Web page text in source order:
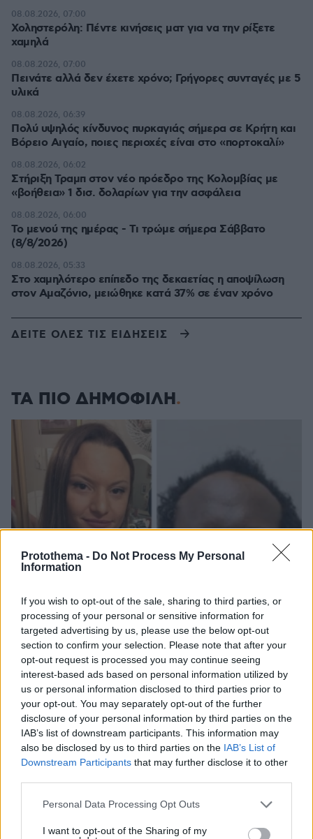
Protothema - Do Not Process My Personal
Information
If you wish to opt-out of the sale, sharing to third parties, or
processing of your personal or sensitive information for
targeted advertising by us, please use the below opt-out
section to confirm your selection. Please note that after your
opt-out request is processed you may continue seeing
interest-based ads based on personal information utilized by
us or personal information disclosed to third parties prior to
your opt-out. You may separately opt-out of the further
disclosure of your personal information by third parties on the
IAB’s list of downstream participants. This information may
also be disclosed by us to third parties on the IAB’s List of
Downstream Participants that may further disclose it to other
Please note that this website/app uses one or more Google
not limited to your visit or usage behaviour. You may click to
Personal Data Processing Opt Outs
I want to opt-out of the Sharing of my
Χοληστερόλη: Πέντε κινήσεις ματ για να την ρίξετε
χαμηλά
08.08.2026, 07:00
Πεινάτε αλλά δεν έχετε χρόνο; Γρήγορες συνταγές με 5
υλικά
08.08.2026, 07:00
Πολύ υψηλός κίνδυνος πυρκαγιάς σήμερα σε Κρήτη και
Βόρειο Αιγαίο, ποιες περιοχές είναι στο «πορτοκαλί»
08.08.2026, 06:39
Στήριξη Τραμπ στον νέο πρόεδρο της Κολομβίας με
«βοήθεια» 1 δισ. δολαρίων για την ασφάλεια
08.08.2026, 06:02
Το μενού της ημέρας - Τι τρώμε σήμερα Σάββατο
(8/8/2026)
08.08.2026, 06:00
Στο χαμηλότερο επίπεδο της δεκαετίας η αποψίλωση
στον Αμαζόνιο, μειώθηκε κατά 37% σε έναν χρόνο
08.08.2026, 05:33
ΔΕΙΤΕ ΟΛΕΣ ΤΙΣ ΕΙΔΗΣΕΙΣ
ΤΑ ΠΙΟ ΔΗΜΟΦΙΛΗ
Ο «Δράκος» του Λονδίνου: 40χρονος με
προβλήματα όρασης σκότωνε και βίαζε γυναίκες,
η αστυνομία τον είχε συλλάβει και τον άφησε
ελεύθερο
07.08.2026, 22:54